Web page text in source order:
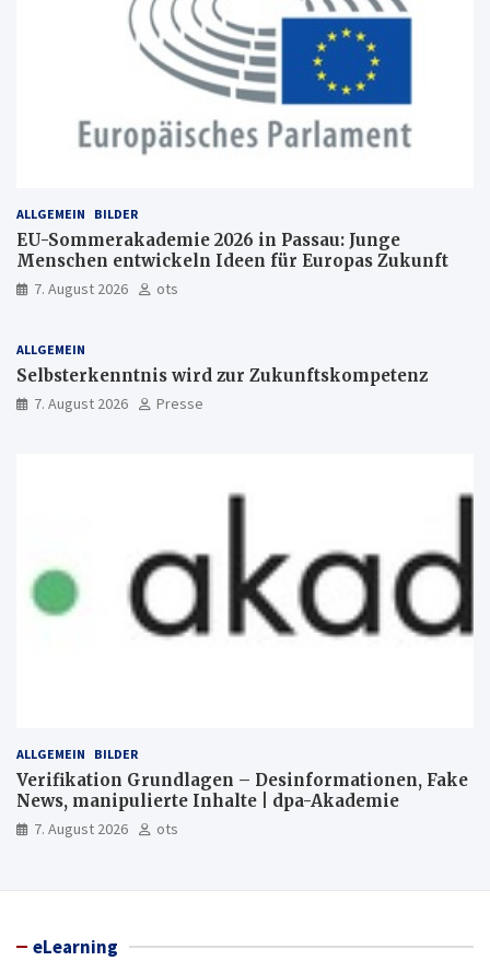
ALLGEMEIN BILDER
EU-Sommerakademie 2026 in Passau: Junge
Menschen entwickeln Ideen für Europas Zukunft
7. August 2026 ots
ALLGEMEIN
Selbsterkenntnis wird zur Zukunftskompetenz
7. August 2026 Presse
ALLGEMEIN BILDER
Verifikation Grundlagen – Desinformationen, Fake
News, manipulierte Inhalte | dpa-Akademie
7. August 2026 ots
eLearning